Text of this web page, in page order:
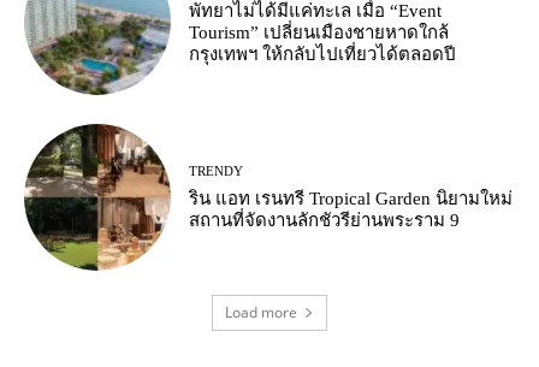
พัทยาไม่ได้มีแค่ทะเล เมื่อ “Event
Tourism” เปลี่ยนเมืองชายหาดใกล้
กรุงเทพฯ ให้กลับไปเที่ยวได้ตลอดปี
TRENDY
ริน แอท เรนทรี Tropical Garden นิยามใหม่
สถานที่จัดงานลักชัวรีย่านพระราม 9
Load more